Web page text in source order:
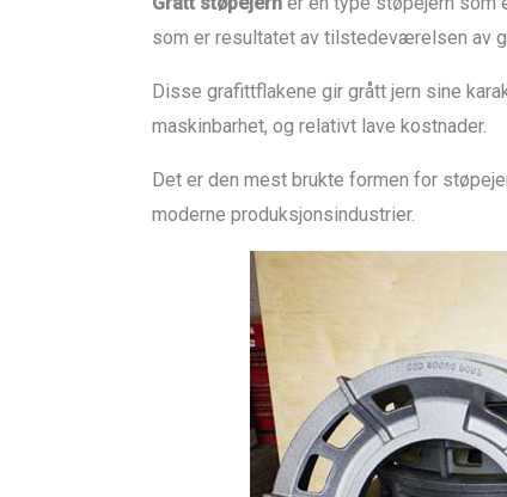
som er resultatet av tilstedeværelsen av
Disse grafittflakene gir grått jern sine
maskinbarhet, og relativt lave kostnader.
Det er den mest brukte formen for
moderne produksjonsindustrier.